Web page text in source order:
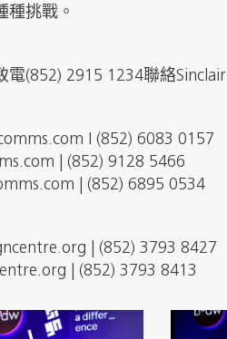
種挑戰。
(852) 2915 1234聯絡
I (852) 6083 0157
| (852) 9128 5466
| (852) 6895 0534
| (852) 3793 8427
| (852) 3793 8413